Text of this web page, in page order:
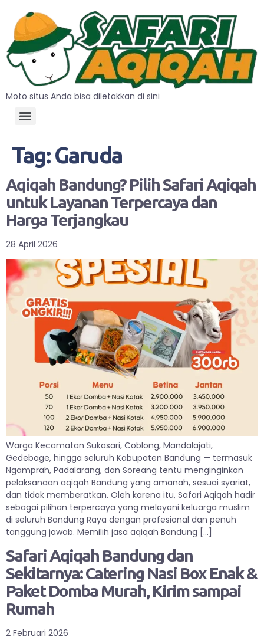
Moto situs Anda bisa diletakkan di sini
Tag:Garuda
Aqiqah Bandung? Pilih Safari Aqiqah
untuk Layanan Terpercaya dan
Harga Terjangkau
28 April 2026
Warga Kecamatan Sukasari, Coblong, Mandalajati,
Gedebage, hingga seluruh Kabupaten Bandung — termasuk
Ngamprah, Padalarang, dan Soreang tentu menginginkan
pelaksanaan aqiqah Bandung yang amanah, sesuai syariat,
dan tidak memberatkan. Oleh karena itu, Safari Aqiqah hadir
sebagai pilihan terpercaya yang melayani keluarga muslim
di seluruh Bandung Raya dengan profesional dan penuh
tanggung jawab. Memilih jasa aqiqah Bandung […]
Safari Aqiqah Bandung dan
Sekitarnya: Catering Nasi Box Enak &
Paket Domba Murah, Kirim sampai
Rumah
2 Februari 2026